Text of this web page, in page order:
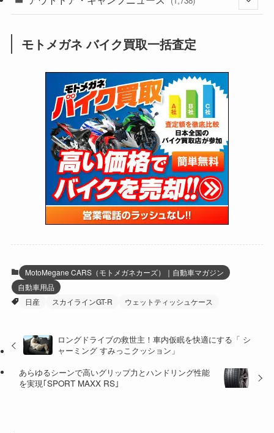
(31)
(51)
(34)
(5)
(12)
(64)
(109)
(24)
(16)
(25)
(24)
(47)
(15)
(5)
(64)
(16)
(62)
(4)
(6)
(17)
(5)
(249)
(12)
(131)
(38)
(131)
(167)
(85)
(21)
(61)
(171)
(98)
(13)
(60)
(274)
(171)
(38)
(47)
(59)
(47)
(66)
(16)
(141)
(255)
(204)
(1,142)
(166)
(23)
(33)
(34)
(35)
(41)
(415)
(16)
(137)
(74)
(2,744)
(126)
(170)
(171)
(118)
(27)
(8)
(1,605)
(147)
(13)
(19)
(12)
(16)
(20)
(16)
(1)
モトメガネ バイク買取一括査定
MotoMegane CARS（モトメガネカーズ）｜自動車マガジン
自動車用品
日産
スカイラインGT-R ウェットティッシュケース
ロングドライブの救世主！車内仮眠を快適にする「 シ
ャーミング すみっこクッション」
あらゆるシーンで高いグリップ力とハンドリング性能
を実現｢SPORT MAXX RS｣